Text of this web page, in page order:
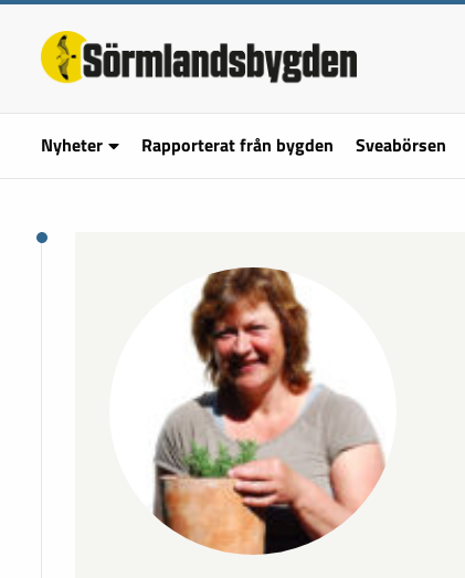
Nyheter Rapporterat från bygden Sveabörsen